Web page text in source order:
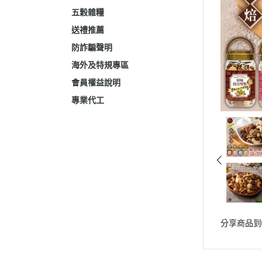
五穀雜糧
送禮推薦
防詐騙聲明
海外及特規專區
會員權益說明
專業代工
分享商品到